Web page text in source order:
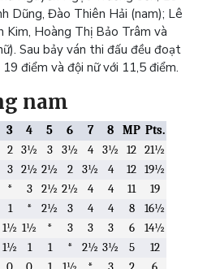
Dũng, Đào Thiên Hải (nam); Lê
Kim, Hoàng Thị Bảo Trâm và
Sau bảy ván thi đấu đều đoạt
điểm và đội nữ với 11,5 điểm.
nam
3 4 5 6 7 8 MP Pts.
2 3½ 3 3½ 4 3½ 12 21½
3 2½ 2½ 2 3½ 4 12 19½
* 3 2½ 2½ 4 4 11
19
1 * 2½ 3 4 4 8
16½
1½ 1½ * 3 3 3 6
14½
1½ 1 1 * 2½ 3½ 5
12